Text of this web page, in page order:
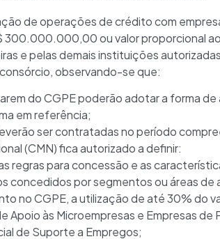
de operações de crédito com
300.000.000,00 ou valor proporcional
e pelas demais instituições
observando-se que:
do CGPE poderão adotar a forma
em referência;
ser contratadas no período
(CMN) fica autorizado a definir:
regras para concessão e as
concedidos por segmentos ou áreas
no CGPE, a utilização de até 30% do
Apoio às Microempresas e Empresas
de Suporte a Empregos;